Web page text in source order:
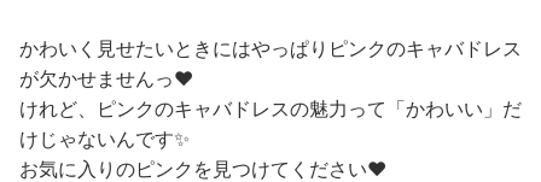
かわいく見せたいときにはやっぱりピンクのキャバドレス
が欠かせませんっ❤
けれど、ピンクのキャバドレスの魅力って「かわいい」だ
けじゃないんです✨
お気に入りのピンクを見つけてください❤